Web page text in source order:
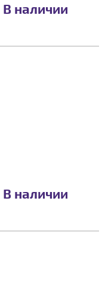
В наличии
В наличии